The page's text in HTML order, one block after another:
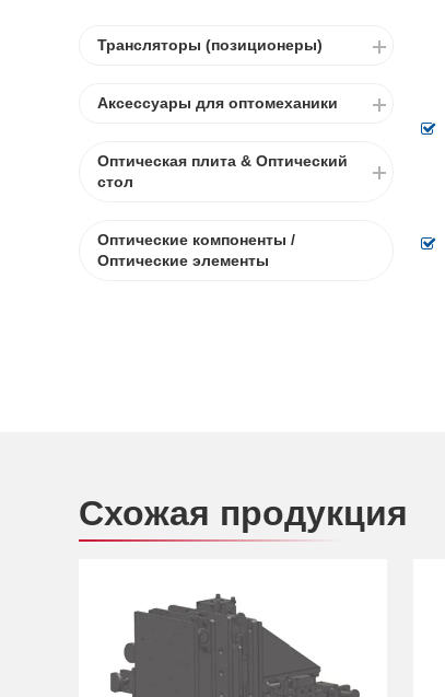
Трансляторы (позиционеры)
Аксессуары для оптомеханики
Оптическая плита & Оптический
стол
Оптические компоненты /
Оптические элементы
Схожая продукция